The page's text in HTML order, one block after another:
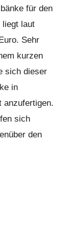
für den
liegt laut
Sehr
kurzen
sich dieser
in
anzufertigen.
sich
den